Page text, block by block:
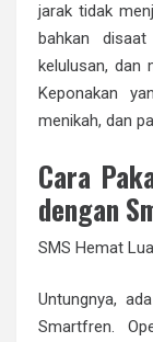
jarak tidak
bahkan
kelulusan, dan
Keponakan
menikah, dan
Cara
dengan
SMS Hemat
Untungnya,
Smartfren.